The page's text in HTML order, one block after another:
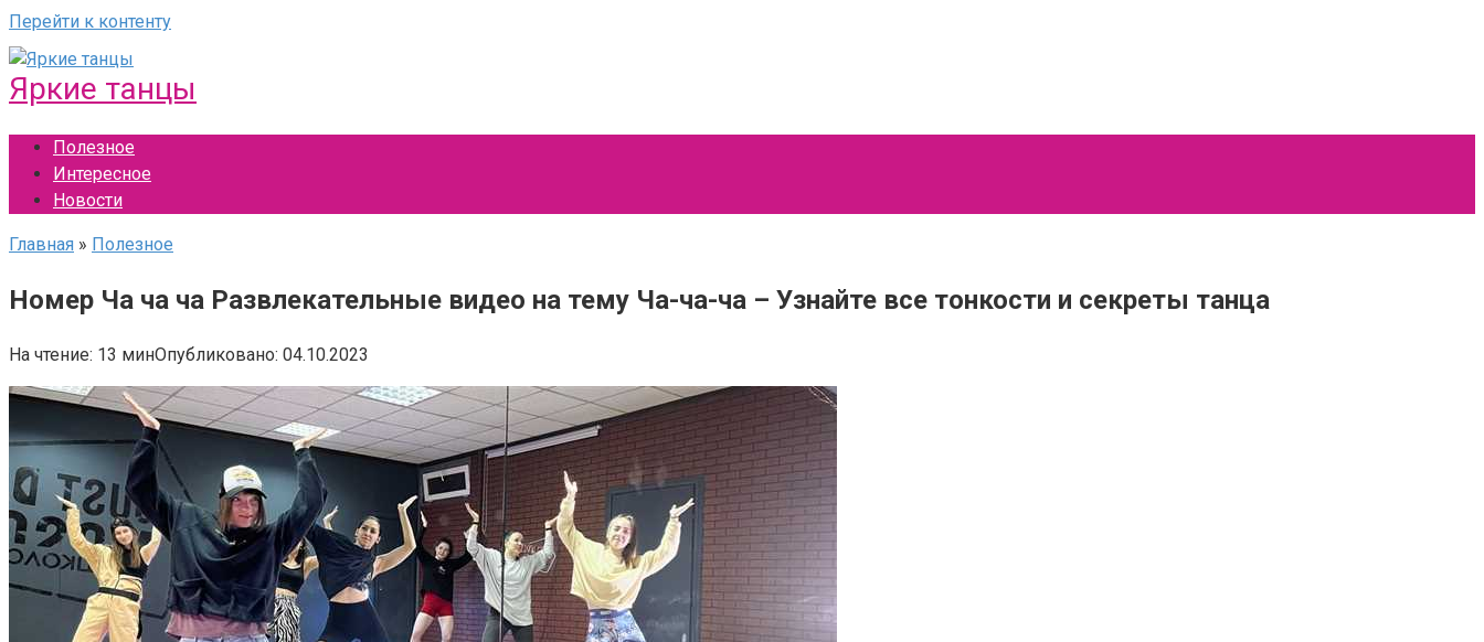
Перейти к контенту
Яркие танцы
Полезное
Интересное
Новости
Главная » Полезное
Номер Ча ча ча Развлекательные видео на тему Ча-ча-ча – Узнайте все тонкости и секреты танца
На чтение: 13 минОпубликовано: 04.10.2023